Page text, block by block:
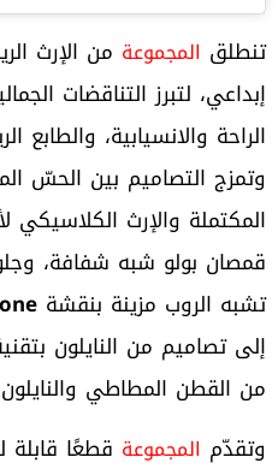
تنطلق المجموعة من الإرث
إبداعي، لتبرز التناقضات
الراحة والانسيابية، والطابع
وتمزج التصاميم بين الحسّ
المكتملة والإرث الكلاسيكي
قمصان بولو شبه شفافة،
تشبه الروب مزينة بنقشة
إلى تصاميم من النايلون
من القطن المطاطي
وتقدّم المجموعة قطعًا